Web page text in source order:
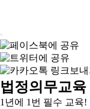
법정의무교
1년에 1번 필수 교육